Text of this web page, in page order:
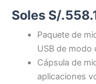
Soles S/.
Paquete de
USB de modo
Cápsula de
aplicaciones